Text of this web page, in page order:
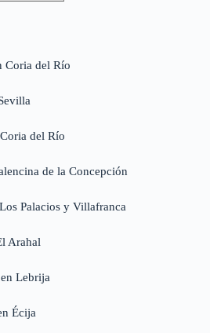
Coria del Río
del Río
de la Concepción
Palacios y Villafranca
Arahal
Lebrija
Écija